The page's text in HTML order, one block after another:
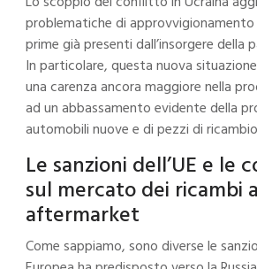
problematiche di
prime già presenti dall’insorgere della
In particolare, questa nuova
una carenza ancora maggiore nella
ad un abbassamento evidente della
automobili nuove e di pezzi di
Le sanzioni dell’UE e le
sul mercato dei ricambi
aftermarket
Come sappiamo, sono diverse le